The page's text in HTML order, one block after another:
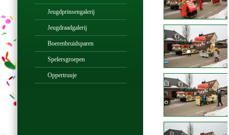
Jeugdprinsengalerij
Jeugdraadgalerij
Boerenbruidsparen
Spelersgroepen
Oppertruuje